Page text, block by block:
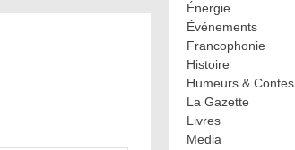
Énergie
Événements
Francophonie
Histoire
Humeurs & Contes
La Gazette
Livres
Media